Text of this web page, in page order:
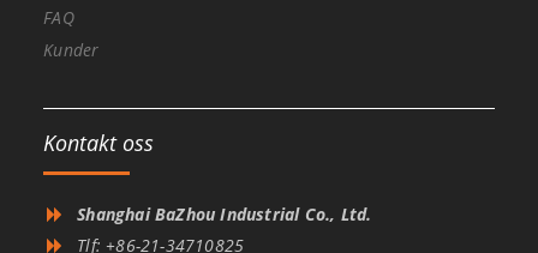
FAQ
Kunder
Kontakt oss
Shanghai BaZhou Industrial Co., Ltd.
Tlf: +86-21-34710825